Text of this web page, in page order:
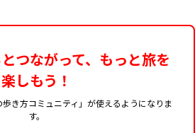
つながって、もっと旅を
楽しもう！
き方コミュニティ」が使えるようになりま
す。